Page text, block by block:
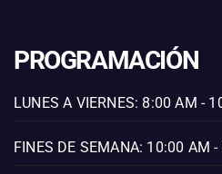
PROGRAMACIÓN
LUNES A VIERNES: 8:00 AM -
FINES DE SEMANA: 10:00 AM